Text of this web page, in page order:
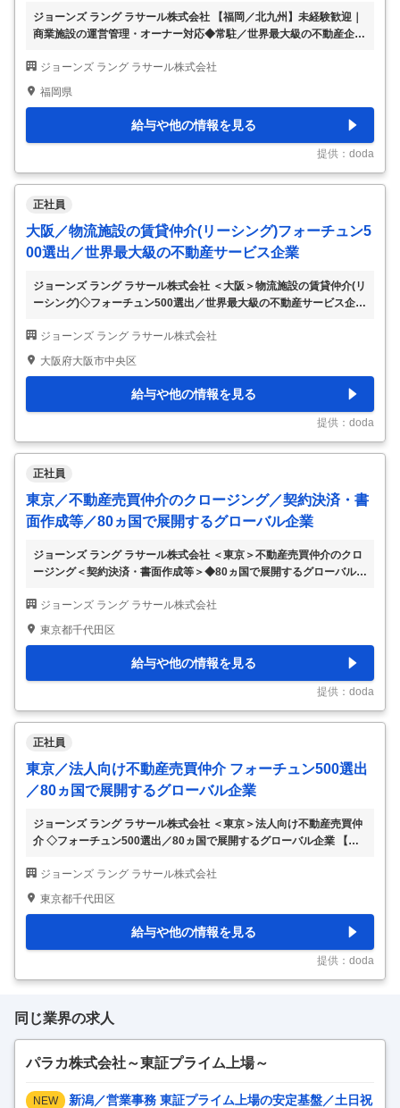
ジョーンズ ラング ラサール株式会社 【福岡／北九州】未経験歓迎｜
商業施設の運営管理・オーナー対応◆常駐／世界最大級の不動産企業
オーナー対応◆常駐／世界最大級の不動産企業 【具体的な仕事内
容】 ～接客経験・店舗運営スタッフ・不動産営業からのキャリアチ
けられる！／世界最大級の総合不動産サービス企業～ ■業務内容： 大
型複合施設に入るテナントへの各種提案や運営、施設オーナーへの提
案・レポート業務をお任せします。未経験から、不動産管理における
専門スキルを磨く事が可能です。大阪…
ジョーンズ ラング ラサール株式会社
福岡県
給与や他の情報を見る
提供：doda
正社員
大阪／物流施設の賃貸仲介(リーシング)フォーチュン5
00選出／世界最大級の不動産サービス企業
ジョーンズ ラング ラサール株式会社 ＜大阪＞物流施設の賃貸仲介(リ
ーシング)◇フォーチュン500選出／世界最大級の不動産サービス企業
ン500選出／世界最大級の不動産サービス企業 【具体的な仕事内容】
～系列に属さない独立系の立場から日本の不動産業界を支える企業／
休日121日／年俸＋コミッション制で安定×頑張りが評価される環境
／80カ国で展開する世界最大級の総合不動産サービス企業～ ■業務内
容： 物流リーシング仲介を行っている当部門にて仲介業務のみなら
ず、法人顧客が…
ジョーンズ ラング ラサール株式会社
大阪府大阪市中央区
給与や他の情報を見る
提供：doda
正社員
東京／不動産売買仲介のクロージング／契約決済・書
面作成等／80ヵ国で展開するグローバル企業
ジョーンズ ラング ラサール株式会社 ＜東京＞不動産売買仲介のクロ
ージング＜契約決済・書面作成等＞◆80ヵ国で展開するグローバル企
済・書面作成等＞◆80ヵ国で展開するグローバル企業 【具体的な仕
事内容】 ～不動産売買に関する決済業務や書面作成などのクロージ
ける人事制度／80カ国で展開する世界最大級の総合不動産サービス企
業～ ■業務内容： 業務拡大に伴い、事業用不動産の仲介業務における
クロージング担当者を募集しています。 ■業務詳細： ・事業用不動産
売買の仲介における契約決…
ジョーンズ ラング ラサール株式会社
東京都千代田区
給与や他の情報を見る
提供：doda
正社員
東京／法人向け不動産売買仲介 フォーチュン500選出
／80ヵ国で展開するグローバル企業
ジョーンズ ラング ラサール株式会社 ＜東京＞法人向け不動産売買仲
介 ◇フォーチュン500選出／80ヵ国で展開するグローバル企業 【仕
／80ヵ国で展開するグローバル企業 【具体的な仕事内容】 ～外資×
日本企業両方の社風で風通し入社年次関係なくご活躍頂ける人事制度
案件を進める体制～ ■業務内容： 収益不動産（投資用及び事業用不動
産）の売買仲介営業をお任せします。 ■業務内容・ミッション ・クラ
イアントの要望に応じた売却情報の収集、分析・調査、提案書の作成
・物件選定及…
ジョーンズ ラング ラサール株式会社
東京都千代田区
給与や他の情報を見る
提供：doda
同じ業界の求人
パラカ株式会社～東証プライム上場～
NEW
新潟／営業事務 東証プライム上場の安定基盤／土日祝